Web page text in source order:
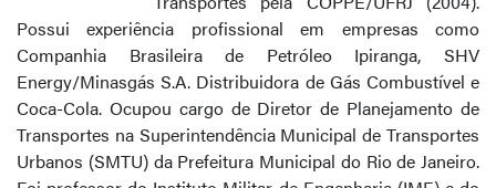
Possui experiência profissional em empresas como
Companhia Brasileira de Petróleo Ipiranga, SHV
Energy/Minasgás S.A. Distribuidora de Gás Combustível e
Coca-Cola. Ocupou cargo de Diretor de Planejamento de
Transportes na Superintendência Municipal de Transportes
Urbanos (SMTU) da Prefeitura Municipal do Rio de Janeiro.